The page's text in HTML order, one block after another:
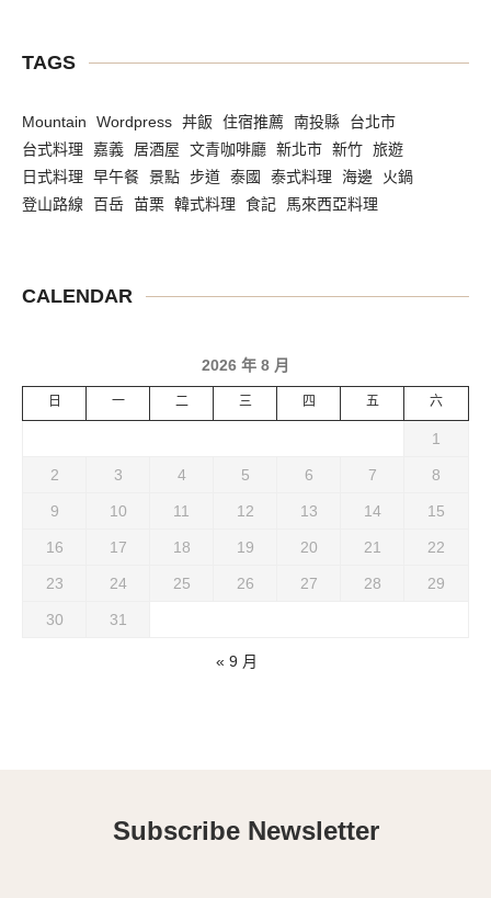
TAGS
Mountain Wordpress 丼飯 住宿推薦 南投縣
台北市
台式料理
嘉義 居酒屋 文青咖啡廳 新北市 新竹 旅遊
日式料理
早午餐 景點 步道 泰國 泰式料理 海邊
火鍋
登山路線
百岳 苗栗 韓式料理 食記 馬來西亞料理
CALENDAR
2026 年 8 月
日 一 二 三 四 五 六
1
2 3 4 5 6 7 8
9 10 11 12 13 14 15
16 17 18 19 20 21 22
23 24 25 26 27 28 29
30 31
« 9 月
Subscribe Newsletter